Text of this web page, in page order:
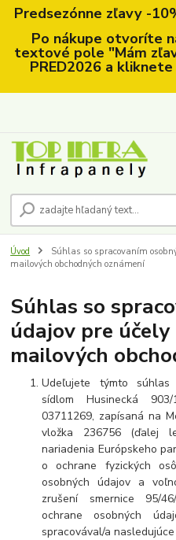
Predsezónne zľavy -
Po nákupe otvoríte
textové pole "Mám
PRED2026 a
Úvod
Súhlas so spracovaním
mailových obchodných oznámení
Súhlas so
údajov pre
mailových
Udeľujete týmto
sídlom Husinecká
03711269, zapísaná na
vložka 236756 (ďalej
nariadenia Európskeho
o ochrane fyzických
osobných údajov a
zrušení smernice 95/
ochrane osobných
spracovával/a